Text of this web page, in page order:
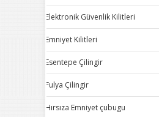
Elektronik Güvenlik Kilitleri
Emniyet Kilitleri
Esentepe Çilingir
Fulya Çilingir
Hırsıza Emniyet çubugu